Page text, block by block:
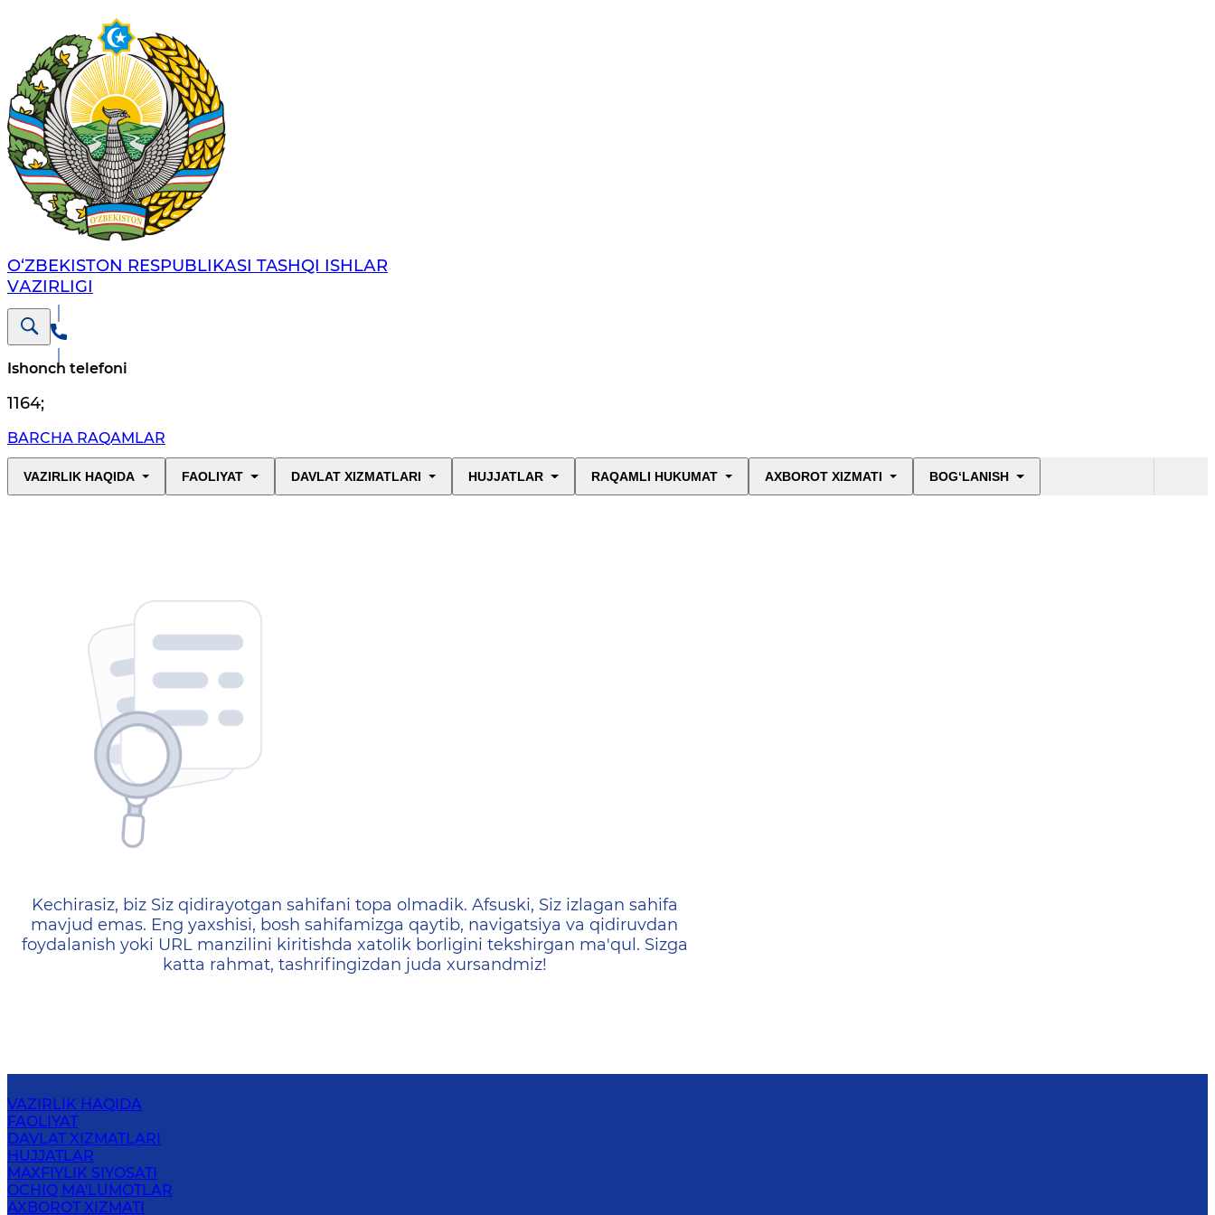
O‘ZBЕKISTОN RЕSPUBLIKАSI TASHQI ISHLАR
VАZIRLIGI
Ishonch telefoni
1164;
BARCHA RAQAMLAR
VAZIRLIK HAQIDA FAOLIYAT DAVLAT XIZMATLARI HUJJATLAR RAQAMLI HUKUMAT AXBOROT XIZMATI BOG‘LANISH
404 — Страница не найдена
Kechirasiz, biz Siz qidirayotgan sahifani topa olmadik. Afsuski, Siz izlagan sahifa
mavjud emas. Eng yaxshisi, bosh sahifamizga qaytib, navigatsiya va qidiruvdan
foydalanish yoki URL manzilini kiritishda xatolik borligini tekshirgan ma'qul. Sizga
katta rahmat, tashrifingizdan juda xursandmiz!
VAZIRLIK HAQIDA
FAOLIYAT
DAVLAT XIZMATLARI
HUJJATLAR
MAXFIYLIK SIYOSATI
OCHIQ MA'LUMOTLAR
AXBOROT XIZMATI